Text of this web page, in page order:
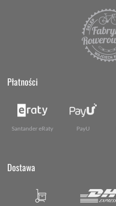
Płatności
Santander eRaty PayU
Dostawa